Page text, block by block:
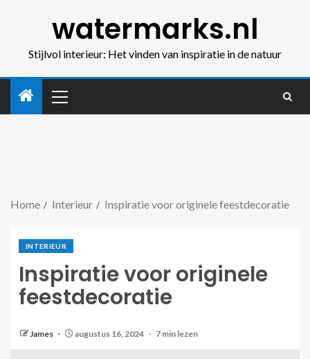
watermarks.nl
Stijlvol interieur: Het vinden van inspiratie in de natuur
Home Interieur Inspiratie voor originele feestdecoratie
INTERIEUR
Inspiratie voor originele
feestdecoratie
James augustus 16, 2024 7 min lezen